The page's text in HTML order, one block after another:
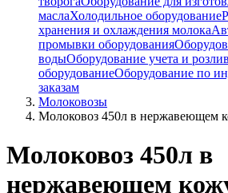
маслаХолодильное оборудование
хранения и охлаждения молока
промывки оборудования
водыОборудование учета и
оборудованиеОборудование по
заказам
Молоковозы
Молоковоз 450л в нержавеющем
Молоковоз 450л в
нержавеющем